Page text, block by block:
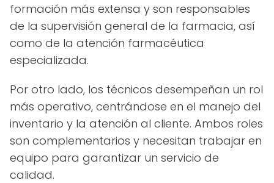
formación más extensa y son responsables
de la supervisión general de la farmacia, así
como de la atención farmacéutica
especializada.
Por otro lado, los técnicos desempeñan un rol
más operativo, centrándose en el manejo del
inventario y la atención al cliente. Ambos roles
son complementarios y necesitan trabajar en
equipo para garantizar un servicio de
calidad.